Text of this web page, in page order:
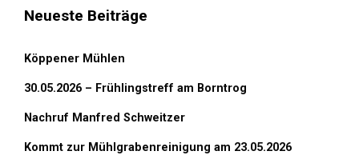
Neueste Beiträge
Köppener Mühlen
30.05.2026 – Frühlingstreff am Borntrog
Nachruf Manfred Schweitzer
Kommt zur Mühlgrabenreinigung am 23.05.2026